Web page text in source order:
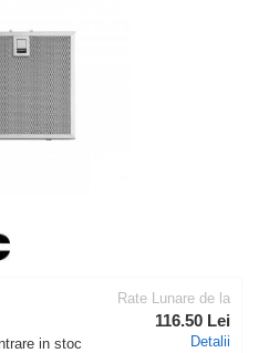
in stoc
Rate Lunare de la
116.50 Lei
Detalii